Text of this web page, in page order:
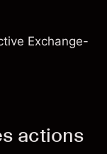
Exchange-
actions